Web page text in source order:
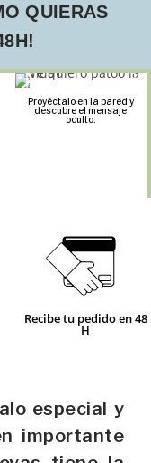
QUIERAS
Proyéctalo en la pared y
descubre el mensaje
oculto.
Recibe tu pedido en 48
H
especial y
importante